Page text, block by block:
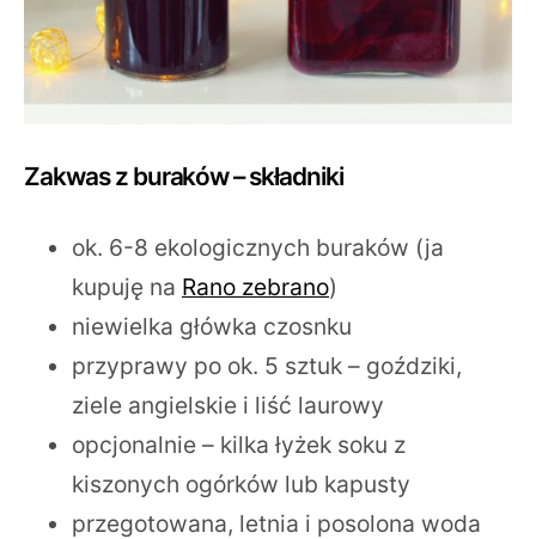
Zakwas z buraków – składniki
ok. 6-8 ekologicznych buraków (ja
kupuję na Rano zebrano)
niewielka główka czosnku
przyprawy po ok. 5 sztuk – goździki,
ziele angielskie i liść laurowy
opcjonalnie – kilka łyżek soku z
kiszonych ogórków lub kapusty
przegotowana, letnia i posolona woda